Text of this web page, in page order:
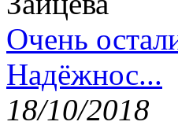
Очень
Надёжнос...
18/10/2018